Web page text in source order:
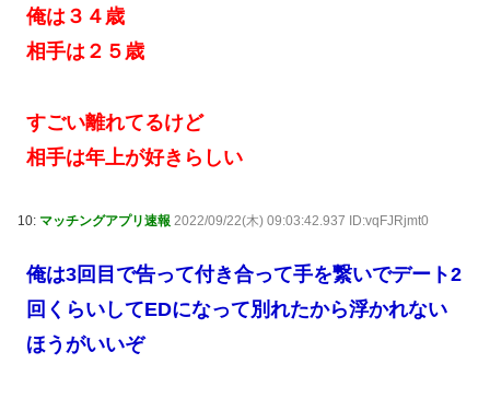
俺は３４歳
相手は２５歳
すごい離れてるけど
相手は年上が好きらしい
10: マッチングアプリ速報 2022/09/22(木) 09:03:42.937 ID:vqFJRjmt0
俺は3回目で告って付き合って手を繋いでデート2
回くらいしてEDになって別れたから浮かれない
ほうがいいぞ